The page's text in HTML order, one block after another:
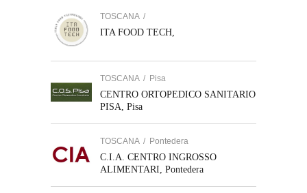
TOSCANA /
ITA FOOD TECH,
TOSCANA / Pisa
CENTRO ORTOPEDICO SANITARIO
PISA, Pisa
TOSCANA / Pontedera
C.I.A. CENTRO INGROSSO
ALIMENTARI, Pontedera